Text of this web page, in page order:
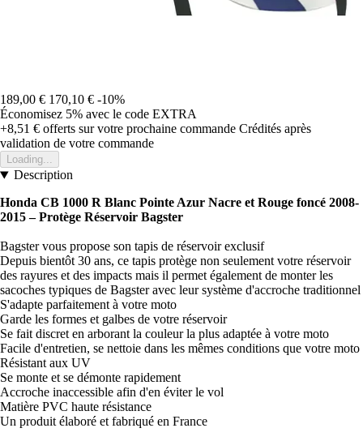
189,00 € 170,10 € -10%
Économisez 5% avec le code EXTRA
+8,51 € offerts sur votre prochaine commande Crédités après
validation de votre commande
Loading...
Description
Honda CB 1000 R Blanc Pointe Azur Nacre et Rouge foncé 2008-
2015 – Protège Réservoir Bagster
Bagster vous propose son tapis de réservoir exclusif
Depuis bientôt 30 ans, ce tapis protège non seulement votre réservoir
des rayures et des impacts mais il permet également de monter les
sacoches typiques de Bagster avec leur système d'accroche traditionnel
S'adapte parfaitement à votre moto
Garde les formes et galbes de votre réservoir
Se fait discret en arborant la couleur la plus adaptée à votre moto
Facile d'entretien, se nettoie dans les mêmes conditions que votre moto
Résistant aux UV
Se monte et se démonte rapidement
Accroche inaccessible afin d'en éviter le vol
Matière PVC haute résistance
Un produit élaboré et fabriqué en France